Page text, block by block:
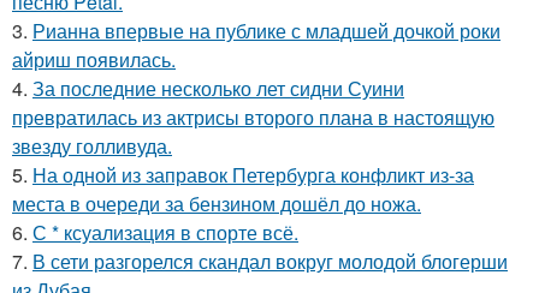
3. Рианна впервые на публике с младшей дочкой роки
айриш появилась.
4. За последние несколько лет сидни Суини
превратилась из актрисы второго плана в настоящую
звезду голливуда.
5. На одной из заправок Петербурга конфликт из-за
места в очереди за бензином дошёл до ножа.
6. С * ксуализация в спорте всё.
7. В сети разгорелся скандал вокруг молодой блогерши